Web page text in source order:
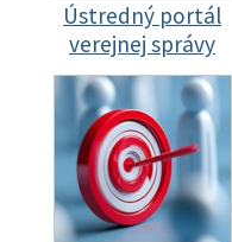
Ústredný portál
verejnej správy